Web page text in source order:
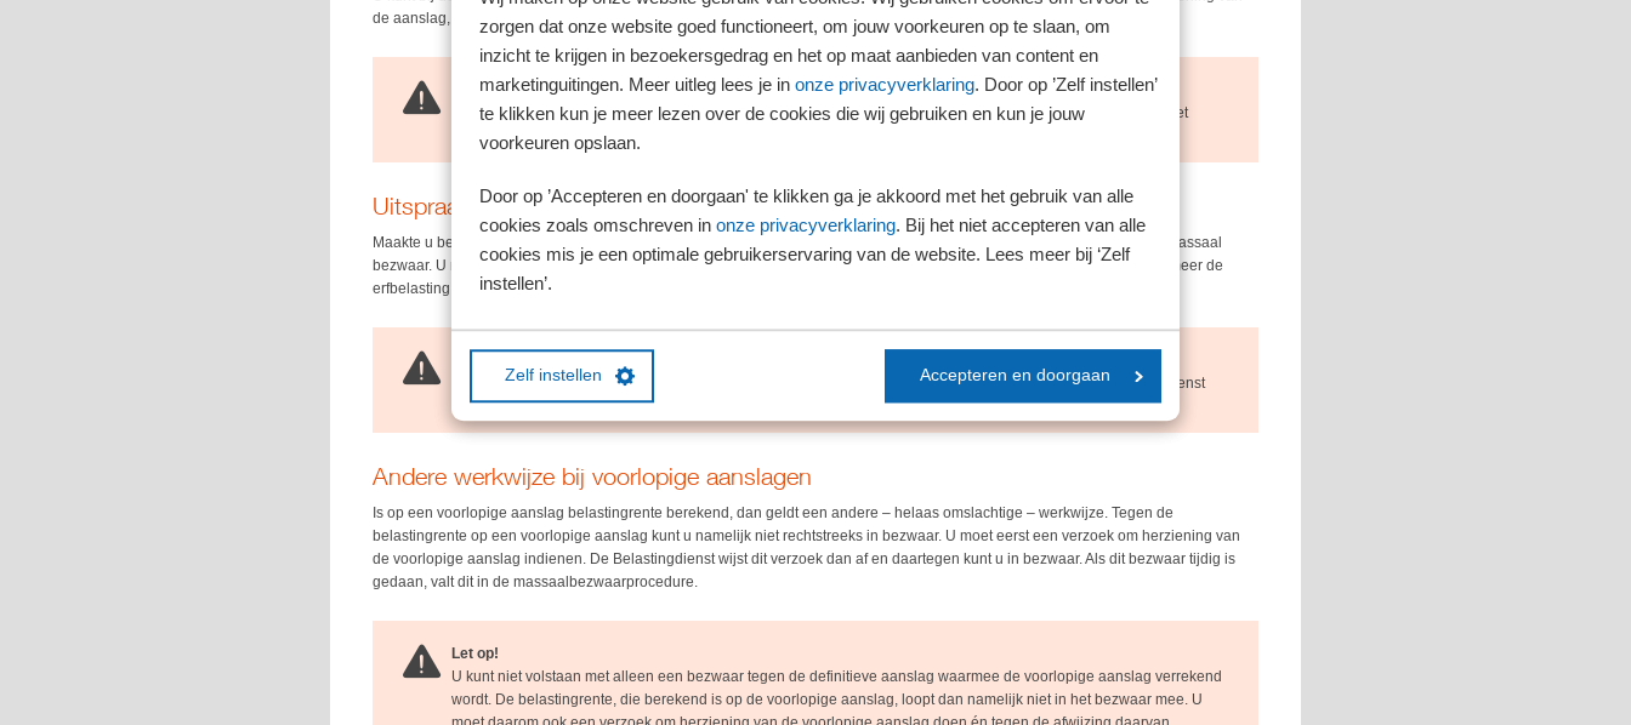
zorgen dat onze website goed functioneert, om jouw voorkeuren op te slaan, om
inzicht te krijgen in bezoekersgedrag en het op maat aanbieden van content en
marketinguitingen. Meer uitleg lees je in onze privacyverklaring. Door op ’Zelf instellen’
te klikken kun je meer lezen over de cookies die wij gebruiken en kun je jouw
voorkeuren opslaan.
Door op ’Accepteren en doorgaan' te klikken ga je akkoord met het gebruik van alle
cookies zoals omschreven in onze privacyverklaring. Bij het niet accepteren van alle
cookies mis je een optimale gebruikerservaring van de website. Lees meer bij ‘Zelf
instellen’.
Zelf instellen Accepteren en doorgaan
de aanslag, bezwaar maken tegen de belastingrente.
Let op!
U kunt nu dus niet achteroverleunen en de gerechtelijke uitspraken afwachten, maar u moet bij een aanslag met
belastingrente in actie komen!
Uitspraak bezwaar vóór 7 mei of 7 februari 2025?
Maakte u bezwaar, maar deed de Belastingdienst al vóór 7 mei 2025 uitspraak op dit bezwaar? Dan valt u niet onder het massaal
bezwaar. U moet dan in beroep bij de rechtbank om uw rechten veilig te stellen. Deze bepaling geldt voor de IB en onder meer de
erfbelasting, loonbelasting, dividendbelasting, omzetbelasting, overdrachtsbelasting en de bpm.
Voor de belastingrente op een aanslag Vpb geldt dat u niet onder het massaal bezwaar valt, als de Belastingdienst
vóór 7 februari 2025 al uitspraak deed.
Andere werkwijze bij voorlopige aanslagen
Is op een voorlopige aanslag belastingrente berekend, dan geldt een andere – helaas omslachtige – werkwijze. Tegen de
belastingrente op een voorlopige aanslag kunt u namelijk niet rechtstreeks in bezwaar. U moet eerst een verzoek om herziening van
de voorlopige aanslag indienen. De Belastingdienst wijst dit verzoek dan af en daartegen kunt u in bezwaar. Als dit bezwaar tijdig is
gedaan, valt dit in de massaalbezwaarprocedure.
Let op!
U kunt niet volstaan met alleen een bezwaar tegen de definitieve aanslag waarmee de voorlopige aanslag verrekend
wordt. De belastingrente, die berekend is op de voorlopige aanslag, loopt dan namelijk niet in het bezwaar mee. U